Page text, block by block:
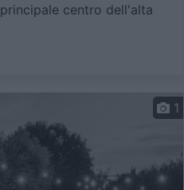
centro dell'alta
1